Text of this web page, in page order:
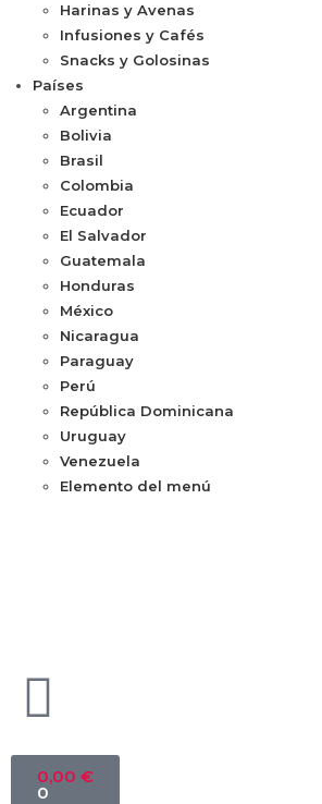
Harinas y Avenas
Infusiones y Cafés
Snacks y Golosinas
Países
Argentina
Bolivia
Brasil
Colombia
Ecuador
El Salvador
Guatemala
Honduras
México
Nicaragua
Paraguay
Perú
República Dominicana
Uruguay
Venezuela
Elemento del menú
0,00 €
0